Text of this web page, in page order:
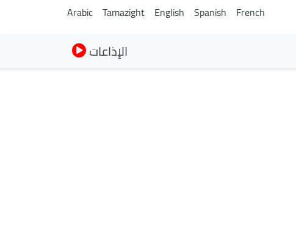
Arabic Tamazight English Spanish French
الإذاعات